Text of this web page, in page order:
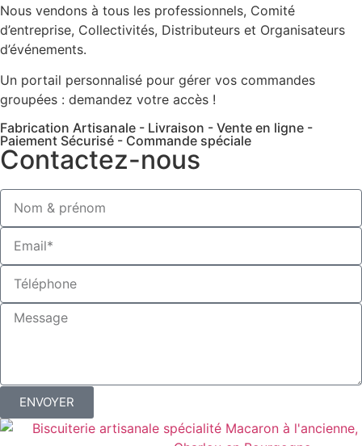
Nous vendons à tous les professionnels, Comité
d’entreprise, Collectivités, Distributeurs et Organisateurs
d’événements.
Un portail personnalisé pour gérer vos commandes
groupées : demandez votre accès !
Fabrication Artisanale - Livraison - Vente en ligne -
Paiement Sécurisé - Commande spéciale
Contactez-nous
ENVOYER